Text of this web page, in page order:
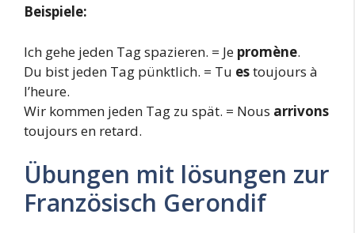
Beispiele:
Ich gehe jeden Tag spazieren. = Je promène.
Du bist jeden Tag pünktlich. = Tu estoujours à
l’heure.
Wir kommen jeden Tag zu spät. = Nous arrivons
toujours en retard.
Übungen mit lösungen zur
Französisch Gerondif